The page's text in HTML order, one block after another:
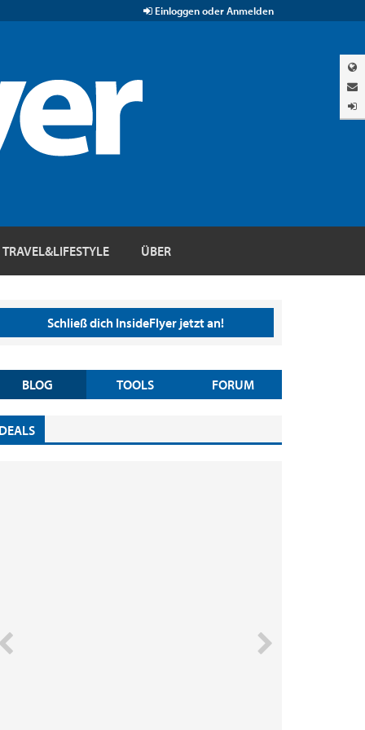
Einloggen oder Anmelden
TRAVEL&LIFESTYLE ÜBER
Schließ dich InsideFlyer jetzt an!
BLOG TOOLS FORUM
DEALS